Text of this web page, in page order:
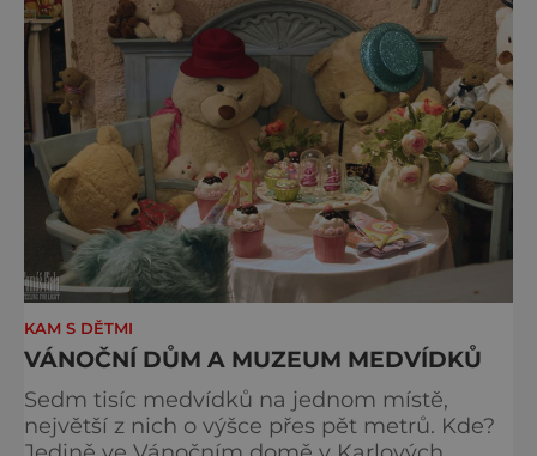
Karlovými Vary můžete legálně rozdělat
oheň a třeba si něco opéct. www.svatoss
KAM S DĚTMI
VÁNOČNÍ DŮM A MUZEUM MEDVÍDKŮ
Sedm tisíc medvídků na jednom místě,
největší z nich o výšce přes pět metrů. Kde?